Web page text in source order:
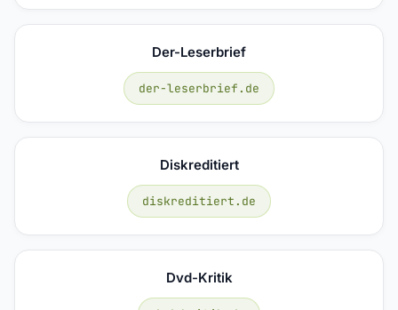
Der-Leserbrief
der-leserbrief.de
Diskreditiert
diskreditiert.de
Dvd-Kritik